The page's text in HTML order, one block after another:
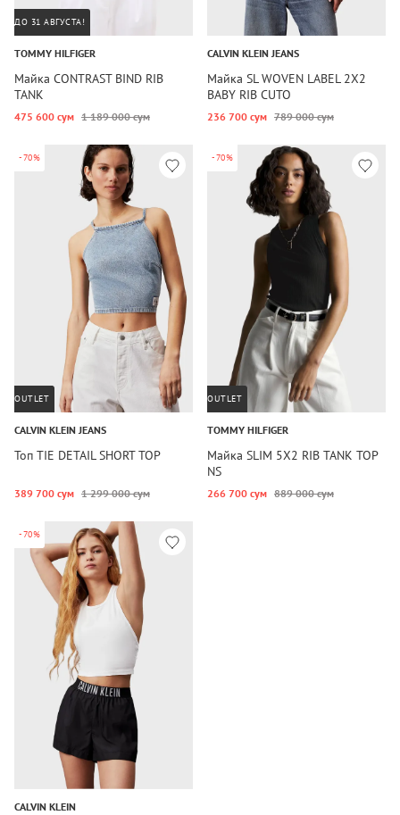
ДО 31 АВГУСТА!
TOMMY HILFIGER
Майка CONTRAST BIND RIB
TANK
475 600 сум 1 189 000 сум
CALVIN KLEIN JEANS
Майка SL WOVEN LABEL 2X2
BABY RIB CUTO
236 700 сум 789 000 сум
-70%
OUTLET
CALVIN KLEIN JEANS
Топ TIE DETAIL SHORT TOP
389 700 сум 1 299 000 сум
-70%
OUTLET
TOMMY HILFIGER
Майка SLIM 5X2 RIB TANK TOP
NS
266 700 сум 889 000 сум
-70%
CALVIN KLEIN